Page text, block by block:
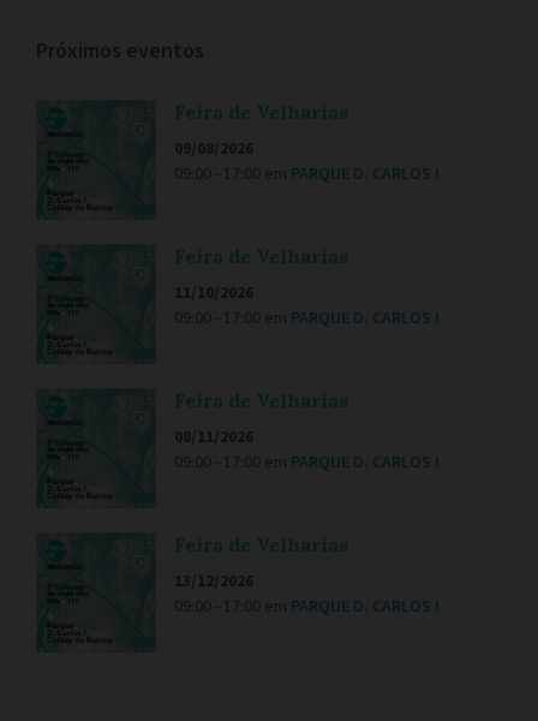
Próximos eventos
Feira de Velharias
09/08/2026
09:00 - 17:00 em PARQUE D. CARLOS I
Feira de Velharias
11/10/2026
09:00 - 17:00 em PARQUE D. CARLOS I
Feira de Velharias
08/11/2026
09:00 - 17:00 em PARQUE D. CARLOS I
Feira de Velharias
13/12/2026
09:00 - 17:00 em PARQUE D. CARLOS I